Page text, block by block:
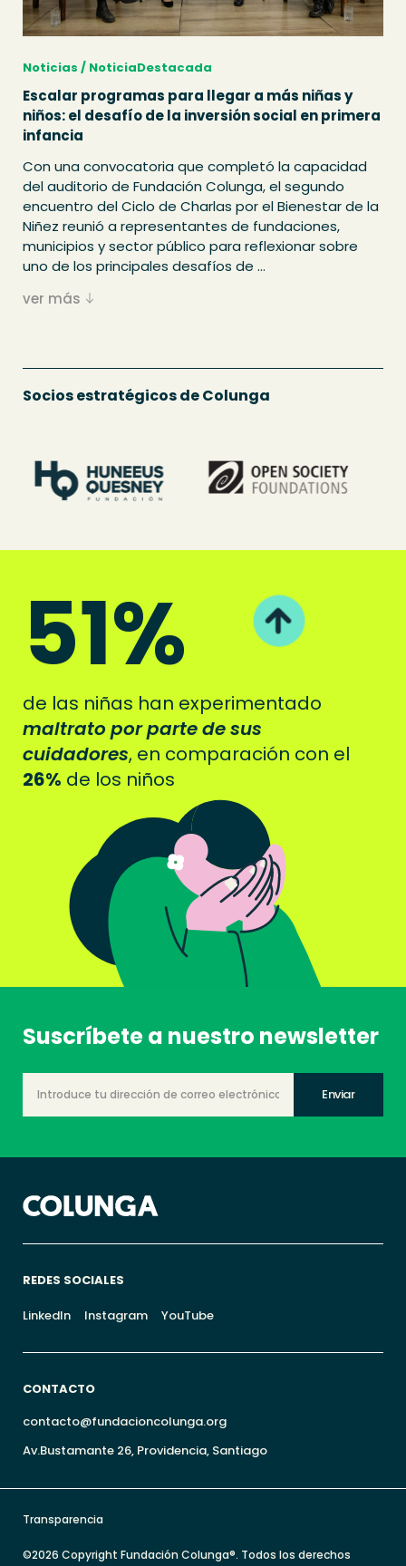
Noticias / NoticiaDestacada
Escalar programas para llegar a más niñas y
niños: el desafío de la inversión social en primera
infancia
Con una convocatoria que completó la capacidad
del auditorio de Fundación Colunga, el segundo
encuentro del Ciclo de Charlas por el Bienestar de la
Niñez reunió a representantes de fundaciones,
municipios y sector público para reflexionar sobre
uno de los principales desafíos de ...
ver más
Socios estratégicos de Colunga
51%
de las niñas han experimentado
maltrato por parte de sus
cuidadores, en comparación con el
26% de los niños
Suscríbete a nuestro newsletter
REDES SOCIALES
LinkedIn Instagram YouTube
CONTACTO
contacto@fundacioncolunga.org
Av.Bustamante 26, Providencia, Santiago
Transparencia
©2026 Copyright Fundación Colunga®. Todos los derechos